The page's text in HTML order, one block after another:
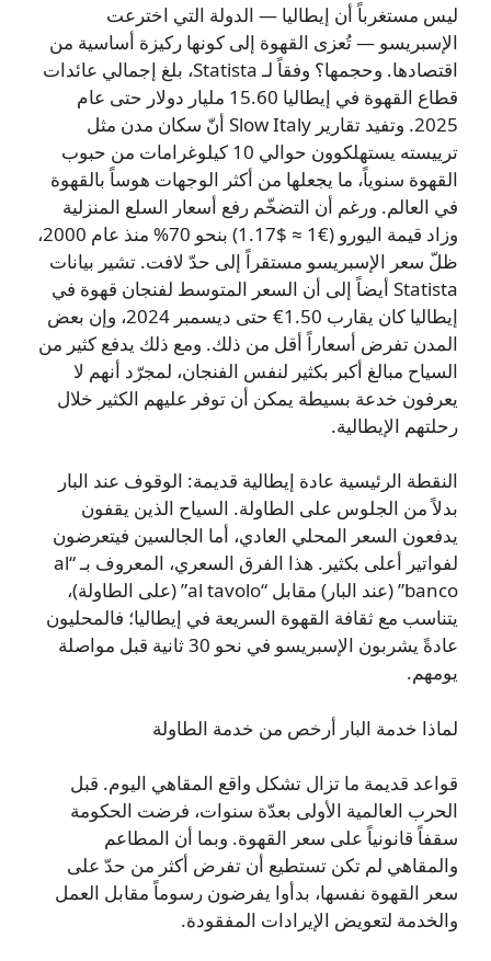
ليس مستغرباً أن إيطاليا — الدولة التي اخترعت
الإسبريسو — تُعزى القهوة إلى كونها ركيزة أساسية من
اقتصادها. وحجمها؟ وفقاً لـ Statista، بلغ إجمالي عائدات
قطاع القهوة في إيطاليا 15.60 مليار دولار حتى عام
2025. وتفيد تقارير Slow Italy أنّ سكان مدن مثل
ترييسته يستهلكوون حوالي 10 كيلوغرامات من حبوب
القهوة سنوياً، ما يجعلها من أكثر الوجهات هوساً بالقهوة
في العالم. ورغم أن التضخّم رفع أسعار السلع المنزلية
وزاد قيمة اليورو (€1 ≈ $1.17) بنحو 70% منذ عام 2000،
ظلّ سعر الإسبريسو مستقراً إلى حدّ لافت. تشير بيانات
Statista أيضاً إلى أن السعر المتوسط لفنجان قهوة في
إيطاليا كان يقارب 1.50€ حتى ديسمبر 2024، وإن بعض
المدن تفرض أسعاراً أقل من ذلك. ومع ذلك يدفع كثير من
السياح مبالغ أكبر بكثير لنفس الفنجان، لمجرّد أنهم لا
يعرفون خدعة بسيطة يمكن أن توفر عليهم الكثير خلال
رحلتهم الإيطالية.
النقطة الرئيسية عادة إيطالية قديمة: الوقوف عند البار
بدلاً من الجلوس على الطاولة. السياح الذين يقفون
يدفعون السعر المحلي العادي، أما الجالسين فيتعرضون
لفواتير أعلى بكثير. هذا الفرق السعري، المعروف بـ “al
banco” (عند البار) مقابل “al tavolo” (على الطاولة)،
يتناسب مع ثقافة القهوة السريعة في إيطاليا؛ فالمحليون
عادةً يشربون الإسبريسو في نحو 30 ثانية قبل مواصلة
يومهم.
لماذا خدمة البار أرخص من خدمة الطاولة
قواعد قديمة ما تزال تشكل واقع المقاهي اليوم. قبل
الحرب العالمية الأولى بعدّة سنوات، فرضت الحكومة
سقفاً قانونياً على سعر القهوة. وبما أن المطاعم
والمقاهي لم تكن تستطيع أن تفرض أكثر من حدّ على
سعر القهوة نفسها، بدأوا يفرضون رسوماً مقابل العمل
والخدمة لتعويض الإيرادات المفقودة.